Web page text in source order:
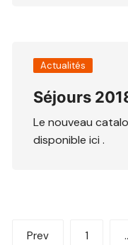
Actualités
Séjours
Le nouveau
disponible ici .
Pagination
Prev 1